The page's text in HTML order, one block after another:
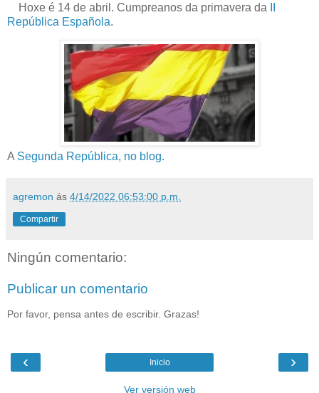
Hoxe é 14 de abril. Cumpreanos da primavera da
República Española.
A Segunda República, no blog.
agremon ás 4/14/2022 06:53:00 p.m.
Compartir
Ningún comentario:
Publicar un comentario
Por favor, pensa antes de escribir. Grazas!
‹ ›
Inicio
Ver versión web